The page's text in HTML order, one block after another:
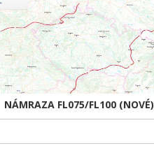
NÁMRAZA FL075/FL100 (NOVÉ)